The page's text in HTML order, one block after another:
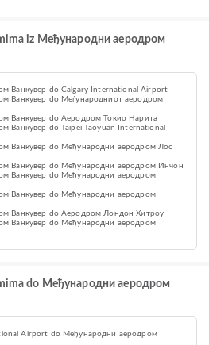
iz Међународни аеродром
Ванкувер do Calgary International Airport
Ванкувер do Меѓународниот аеродром
Ванкувер do Аеродром Токио Нарита
Ванкувер do Taipei Taoyuan International
Ванкувер do Међународни аеродром Лос
Ванкувер do Међународни аеродром Инчон
Ванкувер do Међународни аеродром
Ванкувер do Међународни аеродром
Ванкувер do Аеродром Лондон Хитроу
Ванкувер do Међународни аеродром
do Међународни аеродром
Airport do Међународни аеродром